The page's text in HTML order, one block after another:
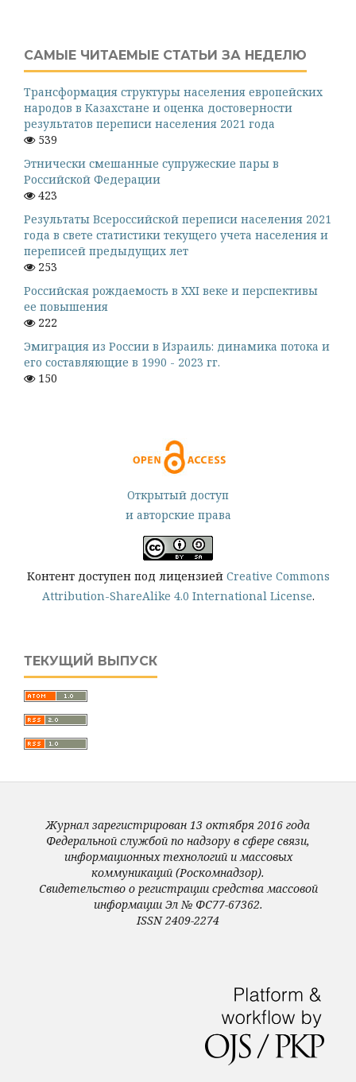
САМЫЕ ЧИТАЕМЫЕ СТАТЬИ ЗА НЕДЕЛЮ
Трансформация структуры населения европейских
народов в Казахстане и оценка достоверности
результатов переписи населения 2021 года
539
Этнически смешанные супружеские пары в
Российской Федерации
423
Результаты Всероссийской переписи населения 2021
года в свете статистики текущего учета населения и
переписей предыдущих лет
253
Российская рождаемость в XXI веке и перспективы
ее повышения
222
Эмиграция из России в Израиль: динамика потока и
его составляющие в 1990 - 2023 гг.
150
Открытый доступ
и авторские права
Контент доступен под лицензией Creative Commons
Attribution-ShareAlike 4.0 International License.
ТЕКУЩИЙ ВЫПУСК
Журнал зарегистрирован 13 октября 2016 года
Федеральной службой по надзору в сфере связи,
информационных технологий и массовых
коммуникаций (Роскомнадзор).
Свидетельство о регистрации средства массовой
информации Эл № ФС77-67362.
ISSN 2409-2274